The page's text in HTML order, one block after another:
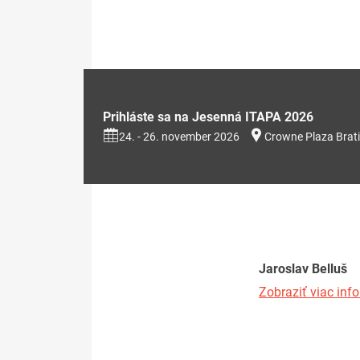
Prihláste sa na Jesenná ITAPA 2026
24. - 26. november 2026 Crowne Plaza
Jaroslav Belluš
Zobraziť viac